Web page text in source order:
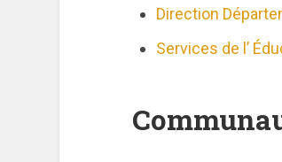
Direction
Services de l’